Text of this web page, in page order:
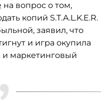
на вопрос о том,
копий S.T.A.L.K.E.R.
заявил, что
и игра окупила
и маркетинговый